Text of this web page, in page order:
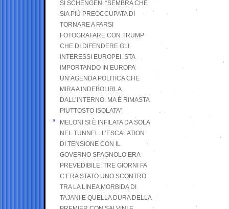
SI SCHENGEN: “SEMBRA CHE
SIA PIÙ PREOCCUPATA DI
TORNARE A FARSI
FOTOGRAFARE CON TRUMP
CHE DI DIFENDERE GLI
INTERESSI EUROPEI. STA
IMPORTANDO IN EUROPA
UN’AGENDA POLITICA CHE
MIRA A INDEBOLIRLA
DALL’INTERNO. MA È RIMASTA
PIUTTOSTO ISOLATA”
MELONI SI È INFILATA DA SOLA
NEL TUNNEL. L’ESCALATION
DI TENSIONE CON IL
GOVERNO SPAGNOLO ERA
PREVEDIBILE: TRE GIORNI FA
C’ERA STATO UNO SCONTRO
TRA LA LINEA MORBIDA DI
TAJANI E QUELLA DURA DELLA